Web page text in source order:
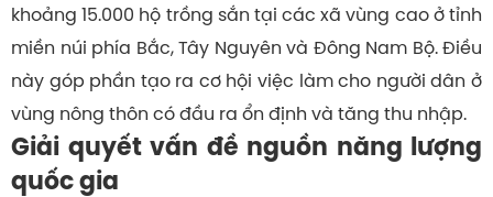
khoảng 15.000 hộ trồng sắn tại các xã vùng cao ở tỉnh
miền núi phía Bắc, Tây Nguyên và Đông Nam Bộ. Điều
này góp phần tạo ra cơ hội việc làm cho người dân ở
vùng nông thôn có đầu ra ổn định và tăng thu nhập.
Giải quyết vấn đề nguồn năng lượng
quốc gia